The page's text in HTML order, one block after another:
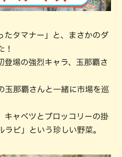
たタマナー」と、まさかのダ
！
登場の強烈キャラ、玉那覇さ
玉那覇さんと一緒に市場を巡
キャベツとブロッコリーの掛
ラビ」という珍しい野菜。